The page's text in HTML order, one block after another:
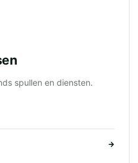
spullen en diensten.
→